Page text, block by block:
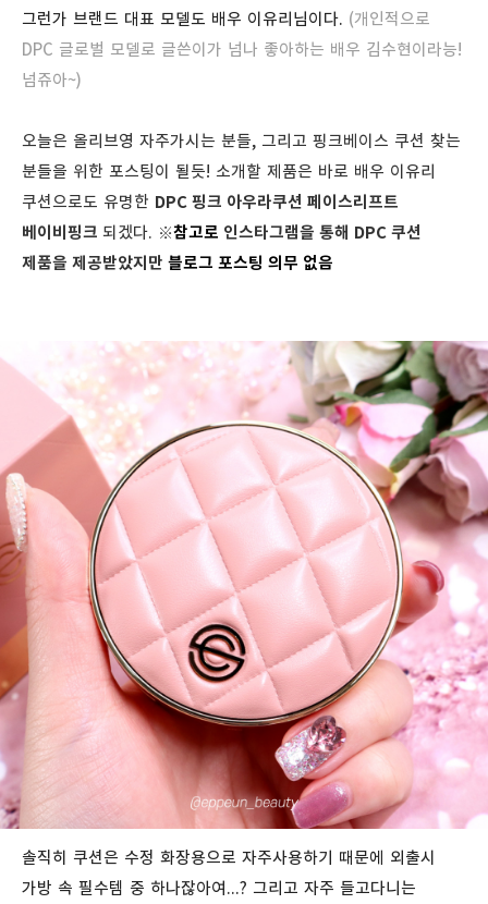
그런가 브랜드 대표 모델도 배우 이유리님이다. (개인적으로
DPC 글로벌 모델로 글쓴이가 넘나 좋아하는 배우 김수현이라능!
넘쥬아~)
오늘은 올리브영 자주가시는 분들, 그리고 핑크베이스 쿠션 찾는
분들을 위한 포스팅이 될듯! 소개할 제품은 바로 배우 이유리
쿠션으로도 유명한 DPC 핑크 아우라쿠션 페이스리프트
베이비핑크 되겠다. ※참고로 인스타그램을 통해 DPC 쿠션
제품을 제공받았지만 블로그 포스팅 의무 없음
솔직히 쿠션은 수정 화장용으로 자주사용하기 때문에 외출시
가방 속 필수템 중 하나잖아여...? 그리고 자주 들고다니는